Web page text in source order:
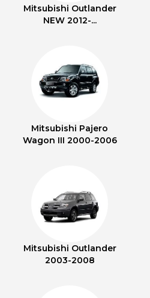
Mitsubishi Outlander
NEW 2012-...
Mitsubishi Pajero
Wagon III 2000-2006
Mitsubishi Outlander
2003-2008